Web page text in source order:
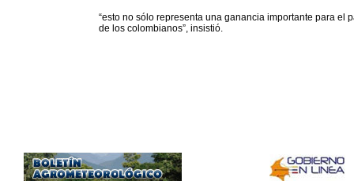
“esto no sólo representa una ganancia importante para el
de los colombianos”, insistió.